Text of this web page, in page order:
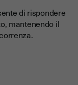
di rispondere
mantenendo il